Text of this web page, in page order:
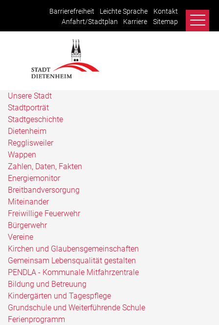
Barrierefreiheit Leichte Sprache
Kontakt
Anfahrt/Stadtplan
Karriere Sitemap
Unsere Stadt
Stadtporträt
Stadtgeschichte
Dietenheim
Regglisweiler
Wappen
Zahlen, Daten, Fakten
Energiemonitor
Breitbandversorgung
Miteinander
Freiwillige Feuerwehr
Bürgerwehr
Vereine
Kirchen und Glaubensgemeinschaften
Gemeinsam Lebensqualität gestalten
PENDLA - Kommunale Mitfahrzentrale
Bildung und Betreuung
Kindergärten und Tagespflege
Grundschule und Weiterführende Schule
Ferienprogramm